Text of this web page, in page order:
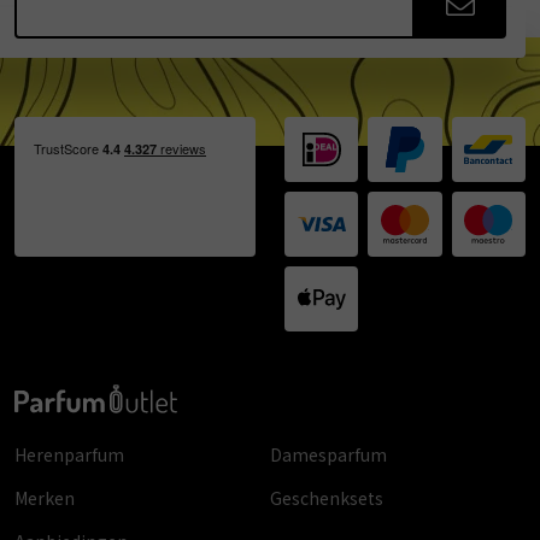
Herenparfum
Damesparfum
Merken
Geschenksets